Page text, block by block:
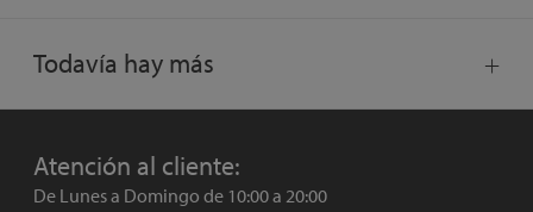
Todavía hay más
Atención al cliente:
De Lunes a Domingo de 10:00 a 20:00